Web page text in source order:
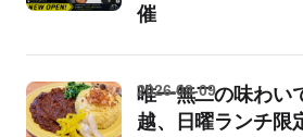
催
唯一無二の味わい
越、日曜ランチ限
2026-08-09